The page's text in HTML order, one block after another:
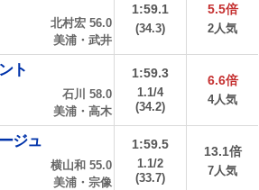
北村宏 56.0
美浦・武井
1:59.1
(34.3)
5.5倍
2人気
ト
石川 58.0
美浦・高木
1:59.3
1.1/4
(34.2)
6.6倍
4人気
ジュ
横山和 55.0
美浦・宗像
1:59.5
1.1/2
(33.7)
13.1倍
7人気